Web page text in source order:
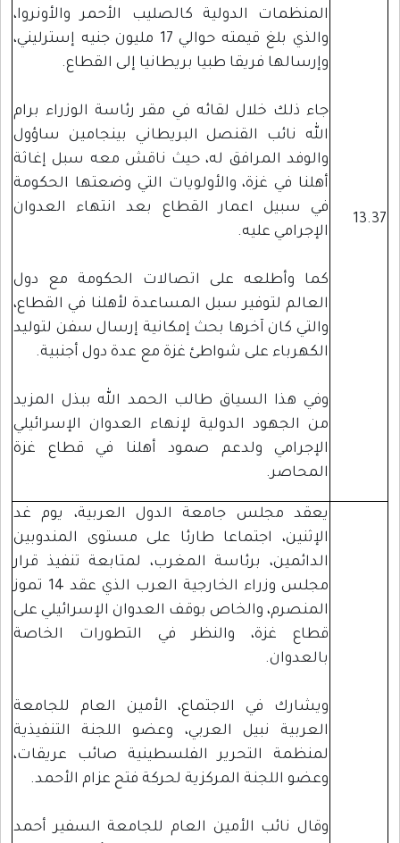
المنظمات الدولية كالصليب الأحمر والأونروا،
والذي بلغ قيمته حوالي 17 مليون جنيه إسترليني،
وإرسالها فريقا طبيا بريطانيا إلى القطاع.
جاء ذلك خلال لقائه في مقر رئاسة الوزراء برام
الله نائب القنصل البريطاني بينجامين ساؤول
والوفد المرافق له، حيث ناقش معه سبل إغاثة
أهلنا في غزة، والأولويات التي وضعتها الحكومة
في سبيل اعمار القطاع بعد انتهاء العدوان
الإجرامي عليه.
كما وأطلعه على اتصالات الحكومة مع دول
العالم لتوفير سبل المساعدة لأهلنا في القطاع،
والتي كان آخرها بحث إمكانية إرسال سفن لتوليد
الكهرباء على شواطئ غزة مع عدة دول أجنبية.
وفي هذا السياق طالب الحمد الله ببذل المزيد
من الجهود الدولية لإنهاء العدوان الإسرائيلي
الإجرامي ولدعم صمود أهلنا في قطاع غزة
المحاصر.
13.37
يعقد مجلس جامعة الدول العربية، يوم غد
الإثنين، اجتماعا طارئا على مستوى المندوبين
الدائمين، برئاسة المغرب، لمتابعة تنفيذ قرار
مجلس وزراء الخارجية العرب الذي عقد 14 تموز
المنصرم، والخاص بوقف العدوان الإسرائيلي على
قطاع غزة، والنظر في التطورات الخاصة
بالعدوان.
ويشارك في الاجتماع، الأمين العام للجامعة
العربية نبيل العربي، وعضو اللجنة التنفيذية
لمنظمة التحرير الفلسطينية صائب عريقات،
وعضو اللجنة المركزية لحركة فتح عزام الأحمد.
وقال نائب الأمين العام للجامعة السفير أحمد